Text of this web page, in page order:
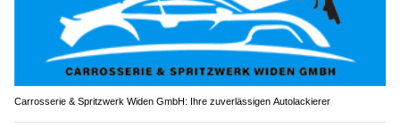
Carrosserie & Spritzwerk Widen GmbH: Ihre zuverlässigen Autolackierer